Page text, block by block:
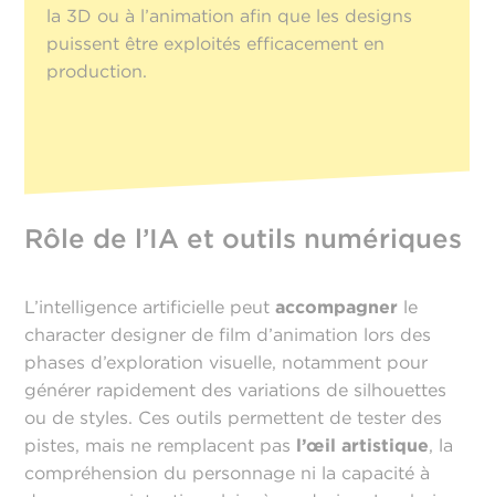
la 3D ou à l’animation afin que les designs
puissent être exploités efficacement en
production.
Rôle de l’IA et outils numériques
L’intelligence artificielle peutaccompagner le
character designer de film d’animation lors des
phases d’exploration visuelle, notamment pour
générer rapidement des variations de silhouettes
ou de styles. Ces outils permettent de tester des
pistes, mais ne remplacent pas l’œil artistique, la
compréhension du personnage ni la capacité à